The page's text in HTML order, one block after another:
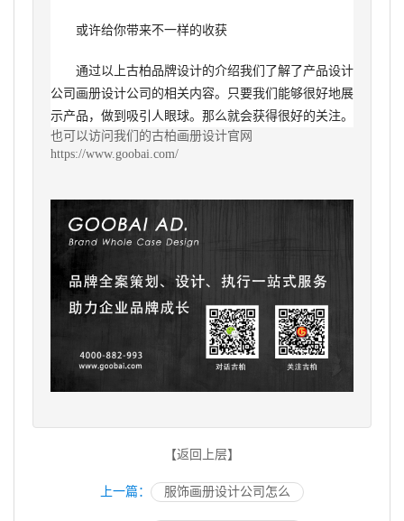
或许给你带来不一样的收获
通过以上古柏品牌设计的介绍我们了解了产品设计
公司画册设计公司的相关内容。只要我们能够很好地展
示产品，做到吸引人眼球。那么就会获得很好的关注。
也可以访问我们的古柏画册设计官网
https://www.goobai.com/
【返回上层】
上一篇： 服饰画册设计公司怎么